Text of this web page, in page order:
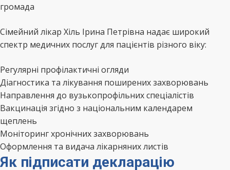
громада
Сімейний лікар Хіль Ірина Петрівна надає широкий
спектр медичних послуг для пацієнтів різного віку:
Регулярні профілактичні огляди
Діагностика та лікування поширених захворювань
Направлення до вузькопрофільних спеціалістів
Вакцинація згідно з національним календарем
щеплень
Моніторинг хронічних захворювань
Оформлення та видача лікарняних листів
Як підписати декларацію